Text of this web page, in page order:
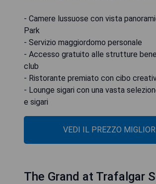
- Camere lussuose con vista
Park
- Servizio maggiordomo personale
- Accesso gratuito alle strutture
club
- Ristorante premiato con cibo
- Lounge sigari con una vasta
e sigari
VEDI IL PREZZO
The Grand at Trafalgar